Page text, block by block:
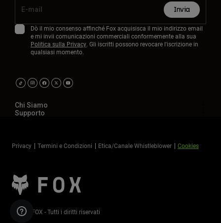
Invia
Dò il mio consenso affinché Fox acquisisca il mio indirizzo email
e mi invii comunicazioni commerciali conformemente alla sua
Politica sulla Privacy. Gli iscritti possono revocare l'iscrizione in
qualsiasi momento.
Chi Siamo
Supporto
Privacy Termini e Condizioni Etica/Canale Whistleblower Cookies
©2026 FOX - Tutti i diritti riservati